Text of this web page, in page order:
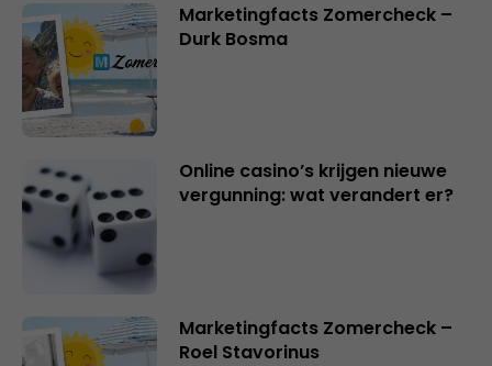
Marketingfacts Zomercheck –
Durk Bosma
Online casino’s krijgen nieuwe
vergunning: wat verandert er?
Marketingfacts Zomercheck –
Roel Stavorinus